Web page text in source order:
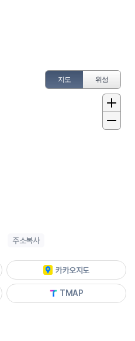
지도 위성
주소복사
카카오지도
TMAP